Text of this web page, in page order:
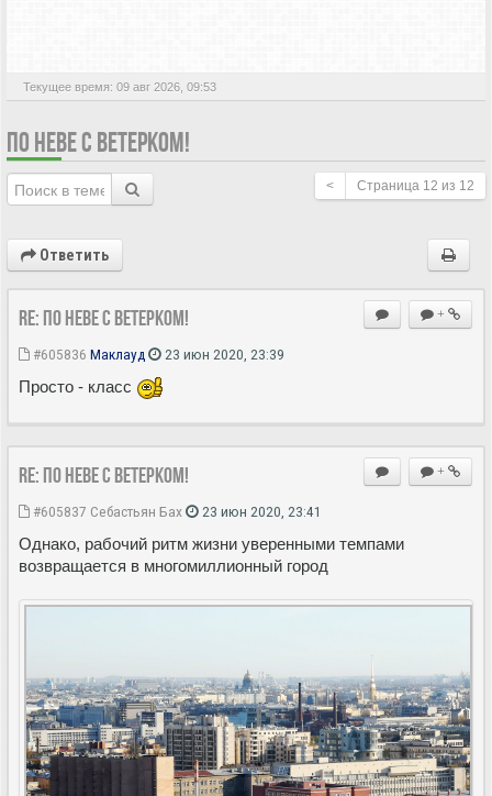
Текущее время: 09 авг 2026, 09:53
ПО НЕВЕ С ВЕТЕРКОМ!
< Страница 12 из 12
Ответить
+
Re: По Неве с ветерком!
#605836 Маклауд 23 июн 2020, 23:39
Просто - класс
+
Re: По Неве с ветерком!
#605837 Себастьян Бах 23 июн 2020, 23:41
Однако, рабочий ритм жизни уверенными темпами
возвращается в многомиллионный город